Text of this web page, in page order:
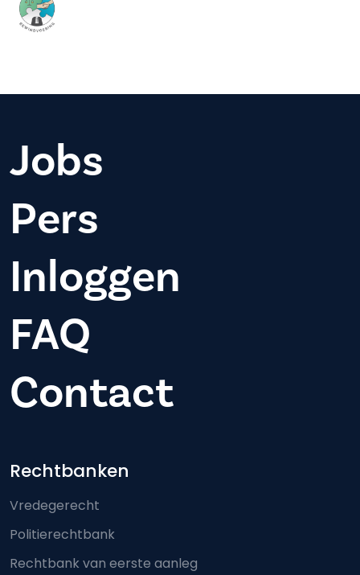
Jobs
Pers
Inloggen
FAQ
Contact
Footer-menu
Rechtbanken
Vredegerecht
Politierechtbank
Rechtbank van eerste aanleg